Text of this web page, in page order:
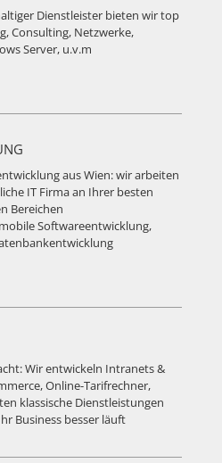
Dienstleister bieten wir top
Consulting, Netzwerke,
Server, u.v.m.
aus Wien: wir arbeiten
IT Firma an Ihrer besten
Bereichen
Softwareentwicklung,
Wir entwickeln Intranets &
Online-Tarifrechner,
klassische Dienstleistungen
Business besser läuft.